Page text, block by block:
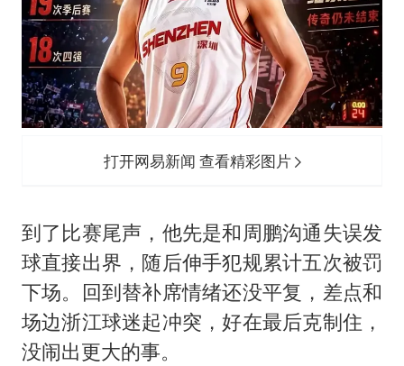
打开网易新闻 查看精彩图片
到了比赛尾声，他先是和周鹏沟通失误发
球直接出界，随后伸手犯规累计五次被罚
下场。回到替补席情绪还没平复，差点和
场边浙江球迷起冲突，好在最后克制住，
没闹出更大的事。